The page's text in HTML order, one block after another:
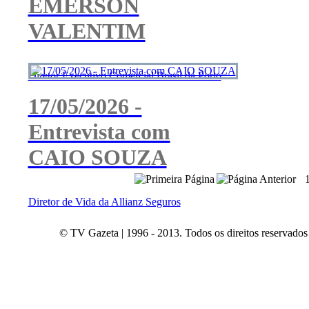
EMERSON
VALENTIM
Diretor Executivo Comercial Brasil da Porto
17/05/2026 -
Entrevista com
CAIO SOUZA
Diretor de Vida da Allianz Seguros
© TV Gazeta | 1996 - 2013. Todos os direitos reservados